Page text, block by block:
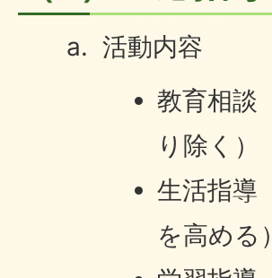
活動内容
教育相談
り除く）
生活指導
を高める）